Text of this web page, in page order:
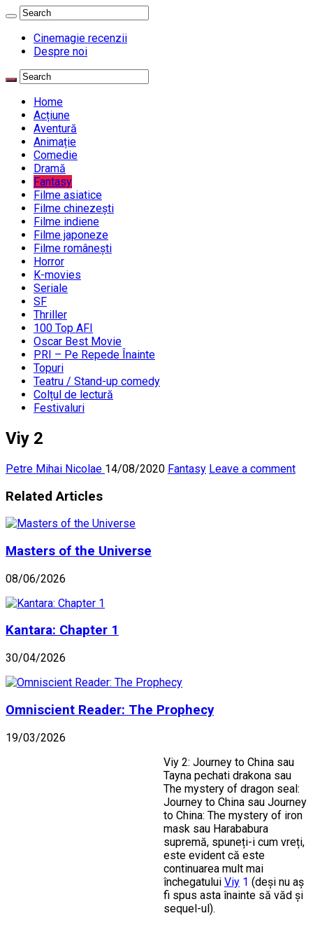
Cinemagie recenzii
Despre noi
Home
Acțiune
Aventură
Animație
Comedie
Dramă
Fantasy
Filme asiatice
Filme chinezești
Filme indiene
Filme japoneze
Filme românești
Horror
K-movies
Seriale
SF
Thriller
100 Top AFI
Oscar Best Movie
PRI – Pe Repede Înainte
Topuri
Teatru / Stand-up comedy
Colțul de lectură
Festivaluri
Viy 2
Petre Mihai Nicolae 14/08/2020 Fantasy Leave a comment
Related Articles
Masters of the Universe
08/06/2026
Kantara: Chapter 1
30/04/2026
Omniscient Reader: The Prophecy
19/03/2026
Viy 2: Journey to China sau
Tayna pechati drakona sau
The mystery of dragon seal:
Journey to China sau Journey
to China: The mystery of iron
mask sau Harababura
supremă, spuneți-i cum vreți,
este evident că este
continuarea mult mai
închegatului Viy 1 (deși nu aș
fi spus asta înainte să văd și
sequel-ul).